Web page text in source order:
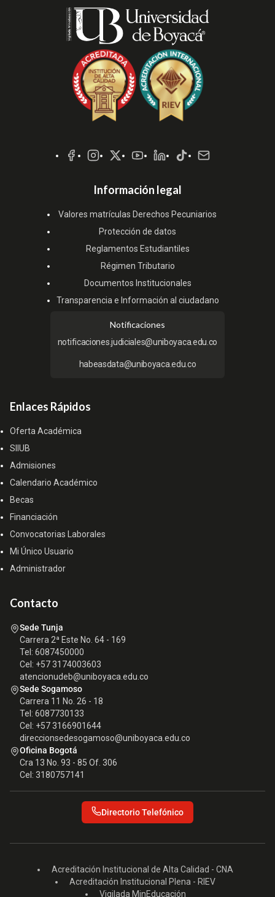
Sociales
Información legal
Valores matrículas Derechos Pecuniarios
Protección de datos
Reglamentos Estudiantiles
Régimen Tributario
Documentos Institucionales
Transparencia e Información al ciudadano
Notificaciones
notificaciones.judiciales@uniboyaca.edu.co
habeasdata@uniboyaca.edu.co
Enlaces Rápidos
Oferta Académica
SIIUB
Admisiones
Calendario Académico
Becas
Financiación
Convocatorias Laborales
Mi Único Usuario
Administrador
Contacto
Sede Tunja
Carrera 2ª Este No. 64 - 169
Tel: 6087450000
Cel: +57 3174003603
atencionudeb@uniboyaca.edu.co
Sede Sogamoso
Carrera 11 No. 26 - 18
Tel: 6087730133
Cel: +57 3166901644
direccionsedesogamoso@uniboyaca.edu.co
Oficina Bogotá
Cra 13 No. 93 - 85 Of. 306
Cel: 3180757141
Directorio Telefónico
Acreditación Institucional de Alta Calidad - CNA
Acreditación Institucional Plena - RIEV
Vigilada MinEducación